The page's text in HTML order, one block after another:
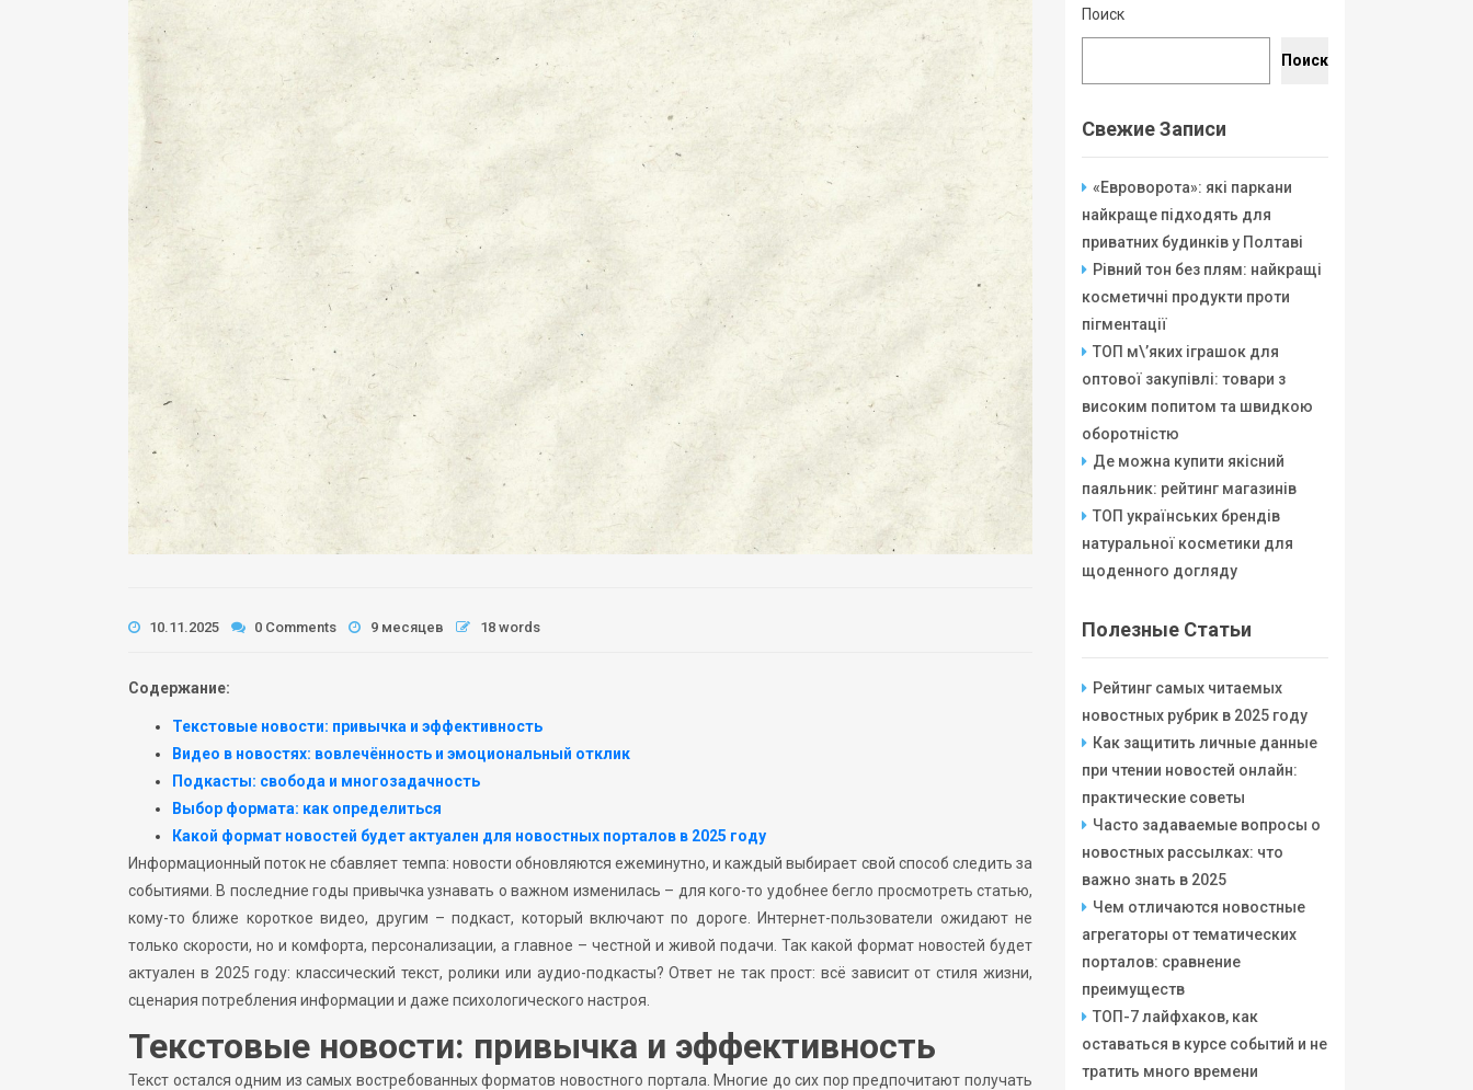
10.11.2025 0 Comments 9 месяцев 18 words
Содержание:
Текстовые новости: привычка и эффективность
Видео в новостях: вовлечённость и эмоциональный отклик
Подкасты: свобода и многозадачность
Выбор формата: как определиться
Какой формат новостей будет актуален для новостных порталов в 2025 году
Информационный поток не сбавляет темпа: новости обновляются ежеминутно, и каждый выбирает свой способ следить за
событиями. В последние годы привычка узнавать о важном изменилась – для кого-то удобнее бегло просмотреть статью,
кому-то ближе короткое видео, другим – подкаст, который включают по дороге. Интернет-пользователи ожидают не
только скорости, но и комфорта, персонализации, а главное – честной и живой подачи. Так какой формат новостей будет
актуален в 2025 году: классический текст, ролики или аудио-подкасты? Ответ не так прост: всё зависит от стиля жизни,
сценария потребления информации и даже психологического настроя.
Текстовые новости: привычка и эффективность
Текст остался одним из самых востребованных форматов новостного портала. Многие до сих пор предпочитают получать
Поиск
Поиск
Свежие Записи
«Евроворота»: які паркани
найкраще підходять для
приватних будинків у Полтаві
Рівний тон без плям: найкращі
косметичні продукти проти
пігментації
ТОП м\’яких іграшок для
оптової закупівлі: товари з
високим попитом та швидкою
оборотністю
Де можна купити якісний
паяльник: рейтинг магазинів
ТОП українських брендів
натуральної косметики для
щоденного догляду
Полезные Статьи
Рейтинг самых читаемых
новостных рубрик в 2025 году
Как защитить личные данные
при чтении новостей онлайн:
практические советы
Часто задаваемые вопросы о
новостных рассылках: что
важно знать в 2025
Чем отличаются новостные
агрегаторы от тематических
порталов: сравнение
преимуществ
ТОП-7 лайфхаков, как
оставаться в курсе событий и не
тратить много времени